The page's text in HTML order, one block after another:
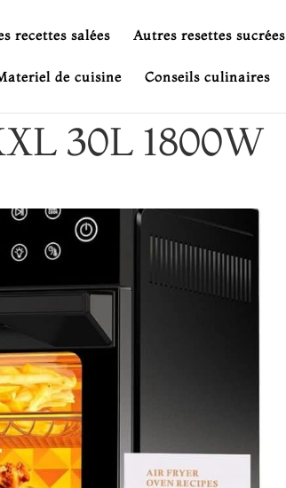
recettes salées Autres resettes sucrées
de cuisine Conseils culinaires
30L 1800W